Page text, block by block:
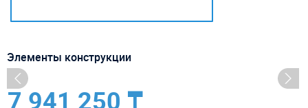
Элементы конструкции
7 941 250 ₸